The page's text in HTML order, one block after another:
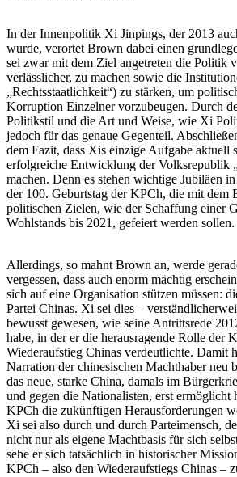
In der Innenpolitik Xi Jinpings, der 2013
wurde, verortet Brown dabei einen
sei zwar mit dem Ziel angetreten die Politik
verlässlicher, zu machen sowie die
„Rechtsstaatlichkeit“) zu stärken, um
Korruption Einzelner vorzubeugen. Durch
Politikstil und die Art und Weise, wie Xi
jedoch für das genaue Gegenteil.
dem Fazit, dass Xis einzige Aufgabe aktuell
erfolgreiche Entwicklung der Volksrepublik
machen. Denn es stehen wichtige Jubiläen
der 100. Geburtstag der KPCh, die mit dem
politischen Zielen, wie der Schaffung einer
Wohlstands bis 2021, gefeiert werden sollen.
Allerdings, so mahnt Brown an, werde
vergessen, dass auch enorm mächtig
sich auf eine Organisation stützen müssen:
Partei Chinas. Xi sei dies –
bewusst gewesen, wie seine Antrittsrede
habe, in der er die herausragende Rolle der
Wiederaufstieg Chinas verdeutlichte. Damit
Narration der chinesischen Machthaber neu
das neue, starke China, damals im
und gegen die Nationalisten, erst ermöglicht
KPCh die zukünftigen Herausforderungen
Xi sei also durch und durch Parteimensch,
nicht nur als eigene Machtbasis für sich
sehe er sich tatsächlich in historischer
KPCh – also den Wiederaufstiegs Chinas –